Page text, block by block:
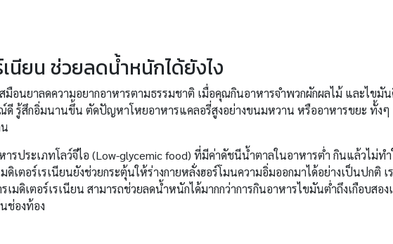
นียน ช่วยลดน้ำหนักได้ยังไง
สมือนยาลดความอยากอาหารตามธรรมชาติ เมื่อคุณกินอาหารจำพวกผักผลไม้ และไขมั
รู้สึกอิ่มนานขึ้น ตัดปัญหาโหยอาหารแคลอรี่สูงอย่างขนมหวาน หรืออาหารขยะ ทั้ง
ารประเภทโลว์จีไอ (Low-glycemic food) ที่มีค่าดัชนีน้ำตาลในอาหารต่ำ กินแล้วไม่ท
เตอร์เรเนียนยังช่วยกระตุ้นให้ร่างกายหลั่งฮอร์โมนความอิ่มออกมาได้อย่างเป็นปกติ เ
เมดิเตอร์เรเนียน สามารถช่วยลดน้ำหนักได้มากกว่าการกินอาหารไขมันต่ำถึงเกือบสอง
ช่องท้อง